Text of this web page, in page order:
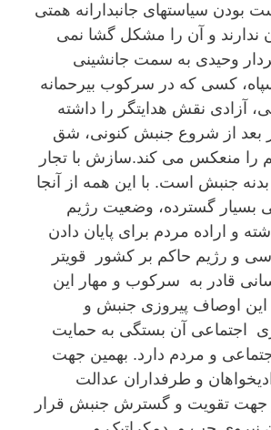
سیاستهای جانبدارانە همتی
و آن را مشکل گشا نمی
وحیدی بە سمت جانشینی
کسی کە در سرکوب بیرحمانە
نقش هدایتگر را داشتە
٣ روز بعد از شروع جنبش کنونی، شق
را منعکس می کند.سازش با تجار
جنبش است. با این همە از آنجا
بسیار گستردە، وضعیت رژیم
و ارادە مردم برای پایان دادن
و رژیم حاکم بر کشور قویتر
قادر بە سرکوب و مهار این
اوصاف پیروزی جنبش و
اجتماعی آن بستگی بە حمایت
و مردم دارد. بهمین جهت
و طرفداران عدالت
جهت تقویت و گسترش جنبش قرار